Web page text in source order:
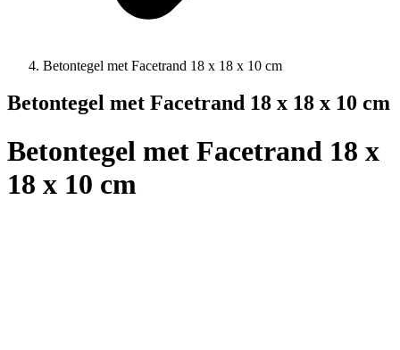
Betontegel met Facetrand 18 x 18 x 10 cm
Betontegel met Facetrand 18 x 18 x 10 cm
Betontegel met Facetrand 18 x
18 x 10 cm